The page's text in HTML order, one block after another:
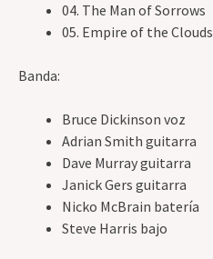
04. The Man of Sorrows
05. Empire of the Clouds
Banda:
Bruce Dickinson voz
Adrian Smith guitarra
Dave Murray guitarra
Janick Gers guitarra
Nicko McBrain batería
Steve Harris bajo